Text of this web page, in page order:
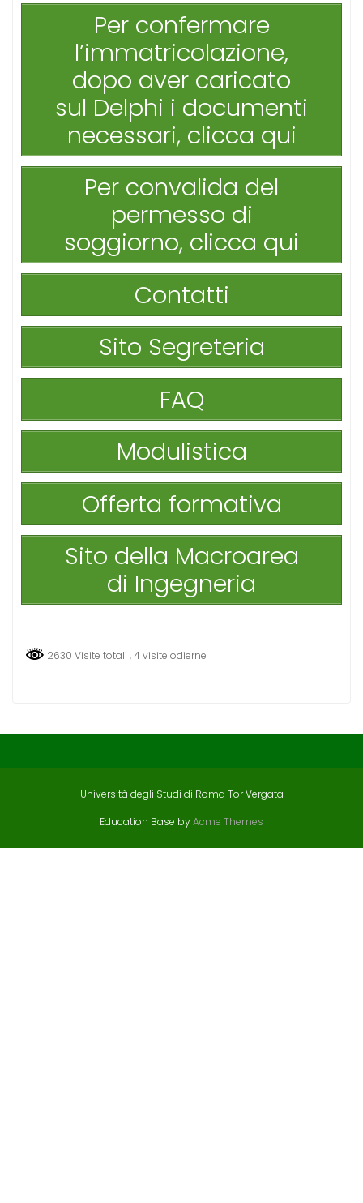
Per confermare
l’immatricolazione,
dopo aver caricato
sul Delphi i documenti
necessari, clicca qui
Per convalida del
permesso di
soggiorno, clicca qui
Contatti
Sito Segreteria
FAQ
Modulistica
Offerta formativa
Sito della Macroarea
di Ingegneria
2630 Visite totali , 4 visite odierne
Università degli Studi di Roma Tor Vergata
Education Base byAcme Themes